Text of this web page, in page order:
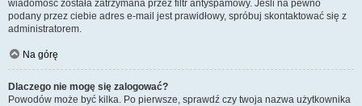
wiadomość została zatrzymana przez filtr antyspamowy. Jeśli na pewno
podany przez ciebie adres e-mail jest prawidłowy, spróbuj skontaktować się z
administratorem.
Na górę
Dlaczego nie mogę się zalogować?
Powodów może być kilka. Po pierwsze, sprawdź czy twoja nazwa użytkownika